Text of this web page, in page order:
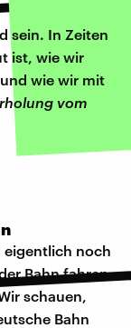
sein. In Zeiten
ist, wie wir
wie wir mit
vom
eigentlich noch
Bahn fahren.
schauen,
Bahn